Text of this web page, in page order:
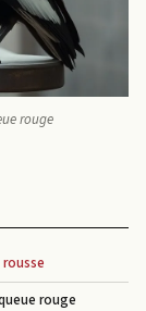
rouge
rouge